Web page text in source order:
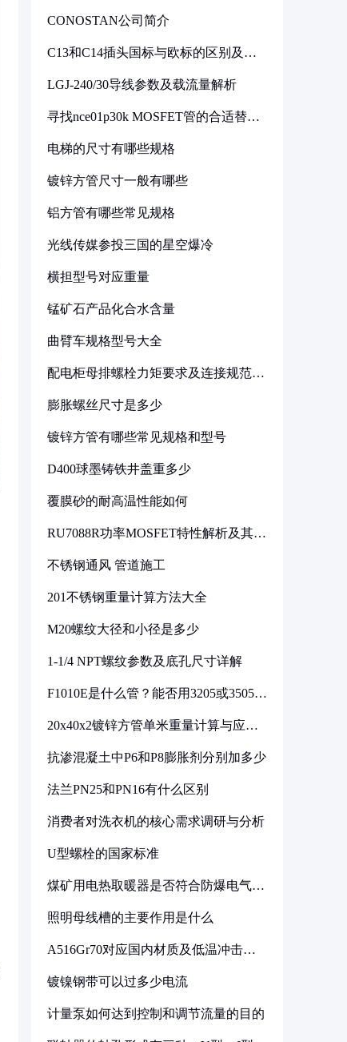
CONOSTAN公司简介
C13和C14插头国标与欧标的区别及其
LGJ-240/30导线参数及载流量解析
寻找nce01p30k MOSFET管的合适替代
电梯的尺寸有哪些规格
镀锌方管尺寸一般有哪些
铝方管有哪些常见规格
光线传媒参投三国的星空爆冷
横担型号对应重量
锰矿石产品化合水含量
曲臂车规格型号大全
配电柜母排螺栓力矩要求及连接规范详
膨胀螺丝尺寸是多少
镀锌方管有哪些常见规格和型号
D400球墨铸铁井盖重多少
覆膜砂的耐高温性能如何
RU7088R功率MOSFET特性解析及其在
不锈钢通风 管道施工
201不锈钢重量计算方法大全
M20螺纹大径和小径是多少
1-1/4 NPT螺纹参数及底孔尺寸详解
F1010E是什么管？能否用3205或3505代
20x40x2镀锌方管单米重量计算与应用
抗渗混凝土中P6和P8膨胀剂分别加多少
法兰PN25和PN16有什么区别
消费者对洗衣机的核心需求调研与分析
U型螺栓的国家标准
煤矿用电热取暖器是否符合防爆电气设
照明母线槽的主要作用是什么
A516Gr70对应国内材质及低温冲击要
镀镍钢带可以过多少电流
计量泵如何达到控制和调节流量的目的